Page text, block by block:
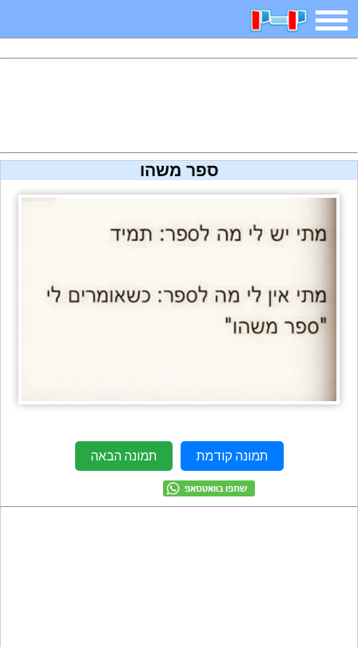
משחקים בדיחות חידות חיפוש
יצירה משחקי בנות
ספר משהו
תמונה קודמת תמונה הבאה